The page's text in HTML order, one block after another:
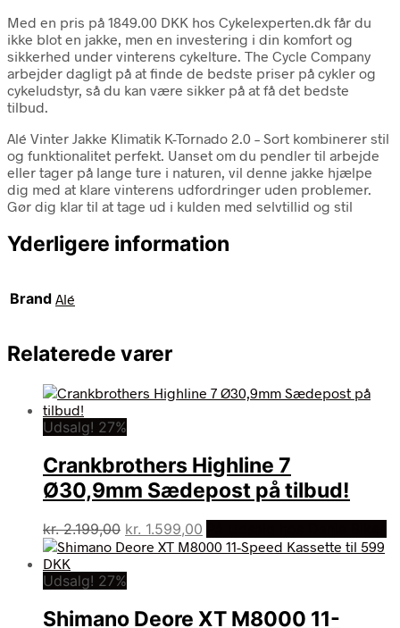
Med en pris på 1849.00 DKK hos Cykelexperten.dk får du
ikke blot en jakke, men en investering i din komfort og
sikkerhed under vinterens cykelture. The Cycle Company
arbejder dagligt på at finde de bedste priser på cykler og
cykeludstyr, så du kan være sikker på at få det bedste
tilbud.
Alé Vinter Jakke Klimatik K-Tornado 2.0 – Sort kombinerer stil
og funktionalitet perfekt. Uanset om du pendler til arbejde
eller tager på lange ture i naturen, vil denne jakke hjælpe
dig med at klare vinterens udfordringer uden problemer.
Gør dig klar til at tage ud i kulden med selvtillid og stil
Yderligere information
Brand Alé
Relaterede varer
Udsalg! 27%
Crankbrothers Highline 7
Ø30,9mm Sædepost på tilbud!
kr.2.199,00 Den
oprindelige
var:
kr. 1.599,00
aktuelle
Udsalg! 27%
Shimano Deore XT M8000 11-